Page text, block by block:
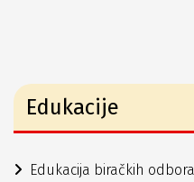
Edukacije
Edukacija biračkih odbora